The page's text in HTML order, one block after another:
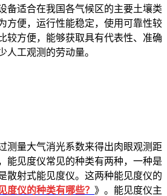
备适合在我国各气候区的主要土壤类
方便，运行性能稳定，使用可靠性较
较方便，能够获取具有代表性、准确
人工观测的劳动量。
量大气消光系数来得出肉眼观测距
能见度仪常见的种类有两种，一种是
散射式能见度仪。这两种能见度仪的
度仪的种类有哪些？ 》。能见度仪主